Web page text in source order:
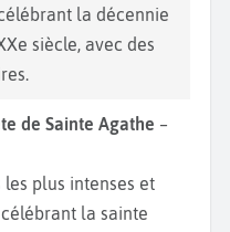
la décennie
siècle, avec des
de Sainte Agathe –
les plus intenses et
la sainte